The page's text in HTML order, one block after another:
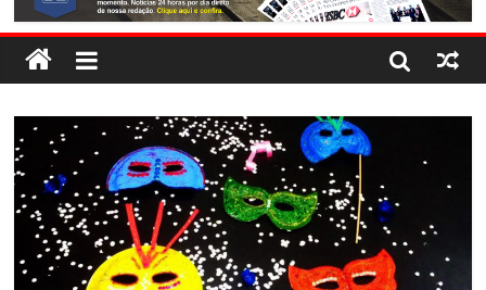
PELA FÁBRICA DA COCA-COLA!